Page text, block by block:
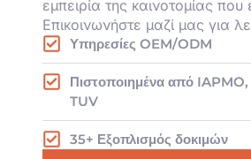
εμπειρία της καινοτομίας
Επικοινωνήστε μαζί μας για
Υπηρεσίες OEM/ODM
Πιστοποιημένα από IAPMO,
TUV
35+ Εξοπλισμός δοκιμών